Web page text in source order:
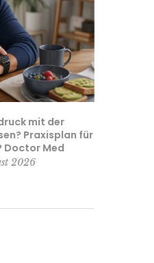
mit der
Praxisplan für
Doctor Med
2026